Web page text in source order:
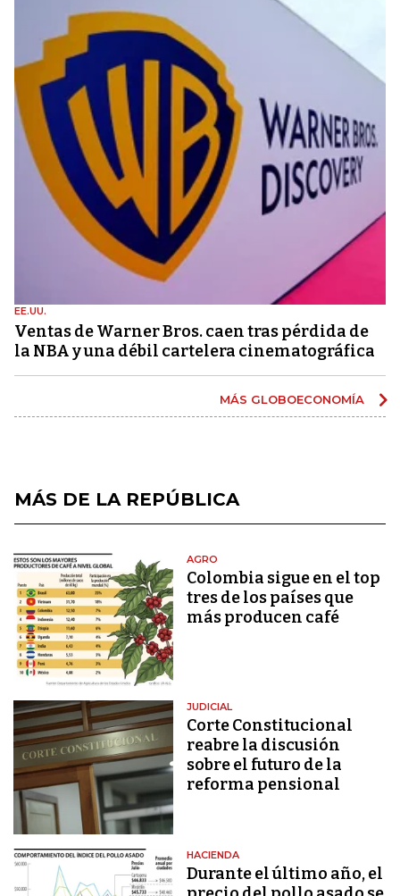
EE.UU.
Ventas de Warner Bros. caen tras pérdida de
la NBA y una débil cartelera cinematográfica
MÁS GLOBOECONOMÍA
MÁS DE LA REPÚBLICA
AGRO
Colombia sigue en el top
tres de los países que
más producen café
JUDICIAL
Corte Constitucional
reabre la discusión
sobre el futuro de la
reforma pensional
HACIENDA
Durante el último año, el